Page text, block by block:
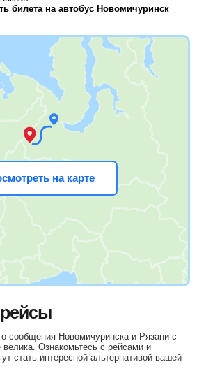
билета на автобус Новомичуринск
на карте
сообщения Новомичуринска и Рязани с
велика. Ознакомьтесь с рейсами и
стать интересной альтернативой вашей